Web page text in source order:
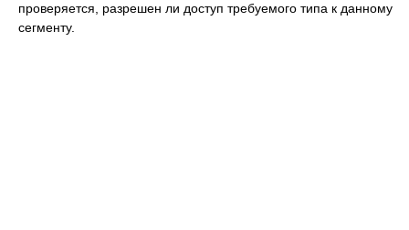
проверяется, разрешен ли доступ требуемого типа к данному
сегменту.